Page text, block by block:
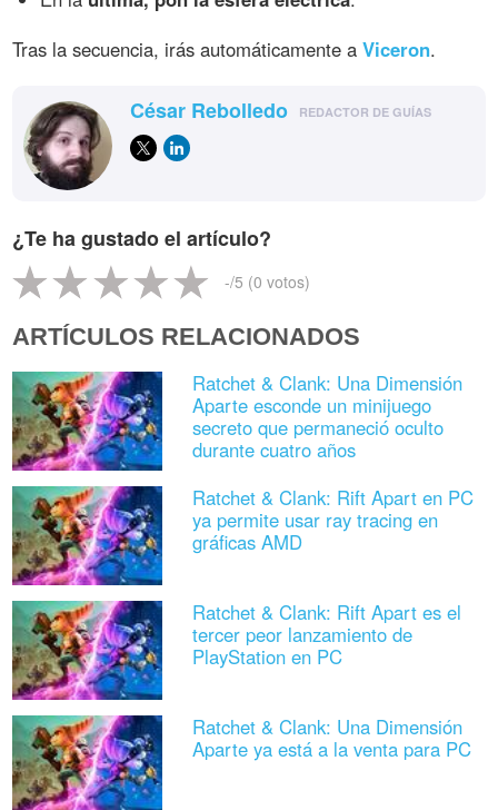
Tras la secuencia, irás automáticamente aViceron.
César Rebolledo REDACTOR DE GUÍAS
¿Te ha gustado el artículo?
-/5 (0 votos)
ARTÍCULOS RELACIONADOS
Ratchet & Clank: Una Dimensión
Aparte esconde un minijuego
secreto que permaneció oculto
durante cuatro años
Ratchet & Clank: Rift Apart en PC
ya permite usar ray tracing en
gráficas AMD
Ratchet & Clank: Rift Apart es el
tercer peor lanzamiento de
PlayStation en PC
Ratchet & Clank: Una Dimensión
Aparte ya está a la venta para PC